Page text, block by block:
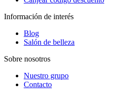
Información de interés
Blog
Salón de belleza
Sobre nosotros
Nuestro grupo
Contacto